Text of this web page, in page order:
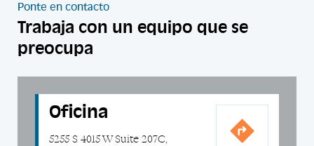
Ponte en contacto
Trabaja con un equipo que se
preocupa
Oficina
5255 S 4015 W Suite 207C,